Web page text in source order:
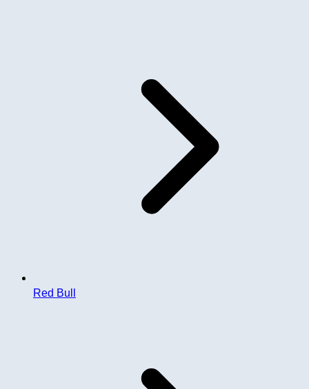
Red Bull